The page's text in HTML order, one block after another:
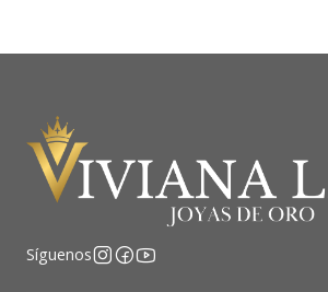
Síguenos